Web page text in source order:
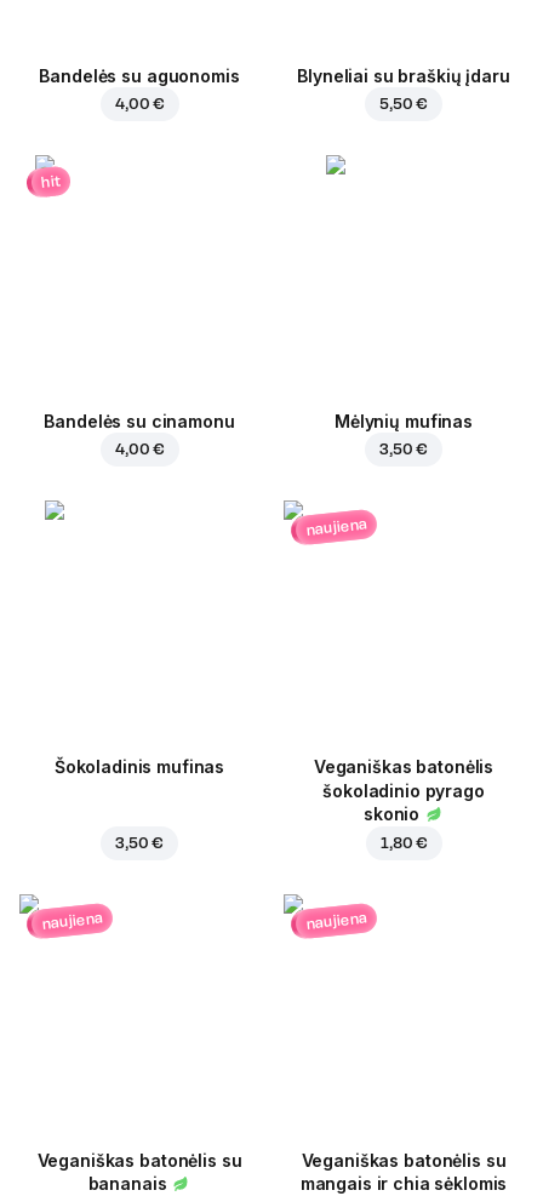
Bandelės su aguonomis
4,00 €
Blyneliai su braškių įdaru
5,50 €
hit
Bandelės su cinamonu
4,00 €
Mėlynių mufinas
3,50 €
Šokoladinis mufinas
3,50 €
naujiena
Veganiškas batonėlis
šokoladinio pyrago
skonio
1,80 €
naujiena
Veganiškas batonėlis su
bananais
naujiena
Veganiškas batonėlis su
mangais ir chia sėklomis